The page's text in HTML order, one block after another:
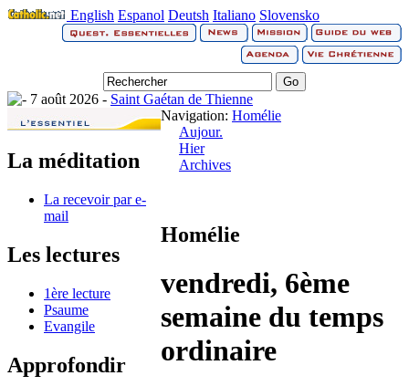
English Espanol Deutsh Italiano Slovensko
7 août 2026 - Saint Gaétan de Thienne
La méditation
La recevoir par e-
mail
Les lectures
1ère lecture
Psaume
Evangile
Approfondir
Navigation: Homélie
Aujour.
Hier
Archives
Homélie
vendredi, 6ème
semaine du temps
ordinaire